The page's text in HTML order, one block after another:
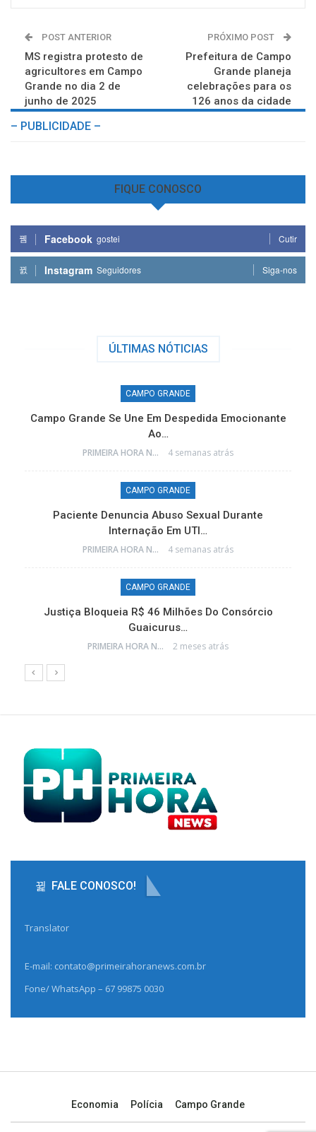
POST ANTERIOR
MS registra protesto de
agricultores em Campo
Grande no dia 2 de
junho de 2025
PRÓXIMO POST
Prefeitura de Campo
Grande planeja
celebrações para os
126 anos da cidade
– PUBLICIDADE –
FIQUE CONOSCO
Facebook gostei Cutir
Instagram Seguidores Siga-nos
ÚLTIMAS NÓTICIAS
CAMPO GRANDE
Campo Grande Se Une Em Despedida Emocionante
Ao…
PRIMEIRA HORA NEWS 4 semanas atrás
CAMPO GRANDE
Paciente Denuncia Abuso Sexual Durante
Internação Em UTI…
PRIMEIRA HORA NEWS 4 semanas atrás
CAMPO GRANDE
Justiça Bloqueia R$ 46 Milhões Do Consórcio
Guaicurus…
PRIMEIRA HORA NEWS 2 meses atrás
FALE CONOSCO!
Translator
E-mail: contato@primeirahoranews.com.br
Fone/ WhatsApp – 67 99875 0030
Economia Polícia Campo Grande